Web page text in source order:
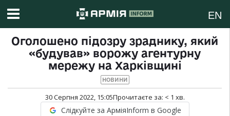
EN
Оголошено підозру зраднику, який
«будував» ворожу агентурну
мережу на Харківщині
НОВИНИ
30 Серпня 2022, 15:05Прочитаєте за: < 1 хв.
Слідкуйте за АрміяInform в Google